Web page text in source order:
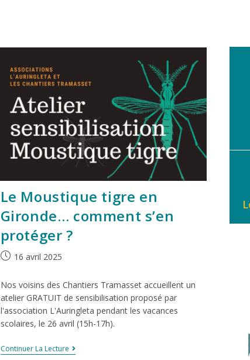
Le Moustique tigre en
Gironde… comment s’en
protéger ?
16 avril 2025
Nos voisins des Chantiers Tramasset accueillent un
atelier GRATUIT de sensibilisation proposé par
l'association L'Auringleta pendant les vacances
scolaires, le 26 avril (15h-17h).
Continuer La Lecture